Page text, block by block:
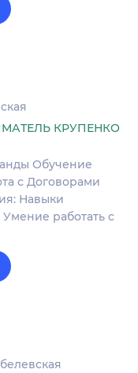
КРУПЕНКО
Обучение
с Договорами
Навыки
работать с